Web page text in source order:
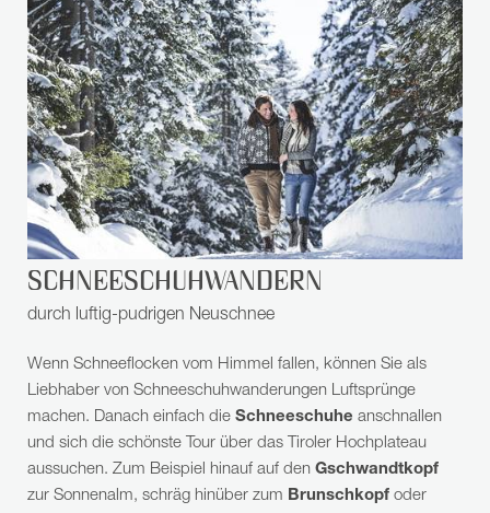
SCHNEESCHUHWANDERN
durch luftig-pudrigen Neuschnee
Wenn Schneeflocken vom Himmel fallen, können Sie als
Liebhaber von Schneeschuhwanderungen Luftsprünge
machen. Danach einfach die Schneeschuhe anschnallen
und sich die schönste Tour über das Tiroler Hochplateau
aussuchen. Zum Beispiel hinauf auf den Gschwandtkopf
zur Sonnenalm, schräg hinüber zum Brunschkopf oder